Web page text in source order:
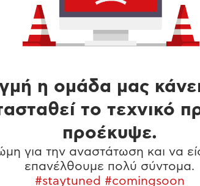
η ομάδα μας
το τεχνικό
προέκυψε.
για την αναστάτωση και να
επανέλθουμε πολύ σύντομα.
#staytuned #comingsoon